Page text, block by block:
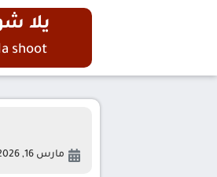
يلا
shoot
مارس 16, 2026